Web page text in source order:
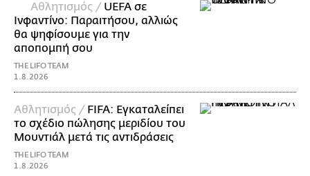
Αθλητισμός / UEFA σε
Ινφαντίνο: Παραιτήσου, αλλιώς
θα ψηφίσουμε για την
αποπομπή σου
THE LIFO TEAM
1.8.2026
Αθλητισμός / FIFA: Εγκαταλείπει
το σχέδιο πώλησης μεριδίου του
Μουντιάλ μετά τις αντιδράσεις
THE LIFO TEAM
1.8.2026